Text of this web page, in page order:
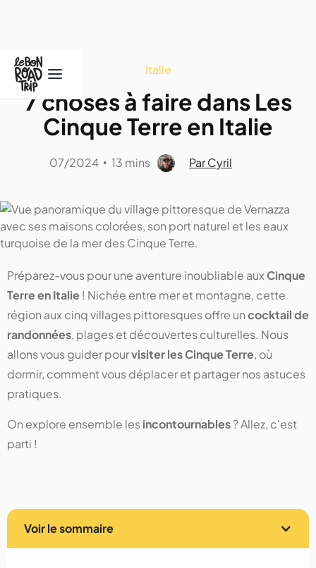
Italie
7 choses à faire dans Les
Cinque Terre en Italie
07/2024 • 13 mins Par Cyril
Préparez-vous pour une aventure inoubliable auxCinque
Terre en Italie! Nichée entre mer et montagne, cette
région aux cinq villages pittoresques offre uncocktail de
randonnées, plages et découvertes culturelles. Nous
allons vous guider pourvisiter les Cinque Terre, où
dormir, comment vous déplacer et partager nos astuces
pratiques.
On explore ensemble lesincontournables? Allez, c'est
parti !
Voir le sommaire